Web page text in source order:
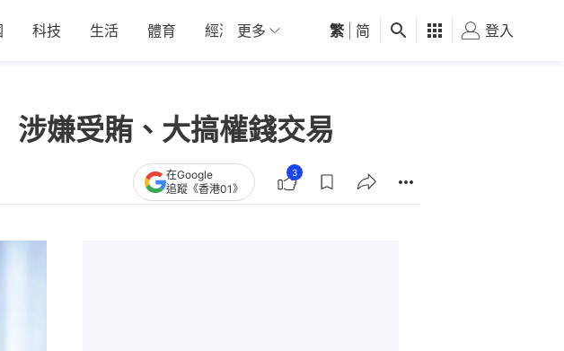
科技 生活 體育 經濟 01深圳 觀點 健康 好食玩飛
更多 繁 简 登入
嫌受賄、大搞權錢交易
在Google
追蹤《香港01》
3